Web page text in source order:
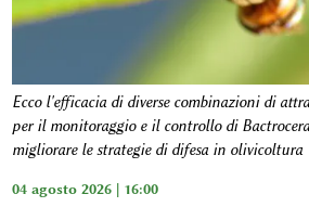
Ecco l'efficacia di diverse combinazioni di
per il monitoraggio e il controllo di
migliorare le strategie di difesa in olivicoltura
04 agosto 2026 | 16:00